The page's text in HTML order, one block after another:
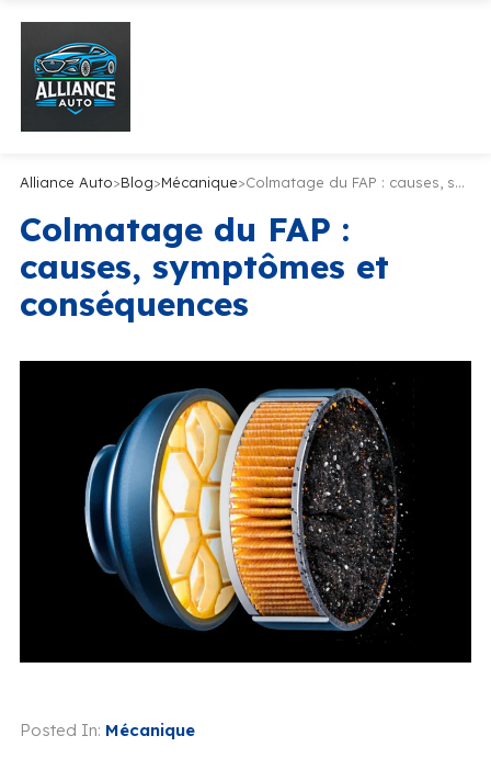
Alliance Auto>Blog>Mécanique> Colmatage du FAP : causes, symptômes et conséquences
Colmatage du FAP :
causes, symptômes et
conséquences
Posted In: Mécanique